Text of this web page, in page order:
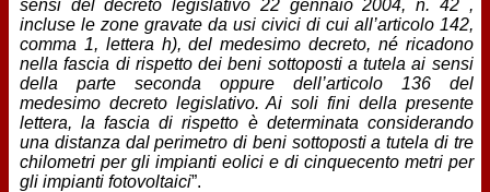
sensi del decreto legislativo 22 gennaio 2004, n. 42 ,
incluse le zone gravate da usi civici di cui all’articolo 142,
comma 1, lettera h), del medesimo decreto, né ricadono
nella fascia di rispetto dei beni sottoposti a tutela ai sensi
della parte seconda oppure dell’articolo 136 del
medesimo decreto legislativo. Ai soli fini della presente
lettera, la fascia di rispetto è determinata considerando
una distanza dal perimetro di beni sottoposti a tutela di tre
chilometri per gli impianti eolici e di cinquecento metri per
gli impianti fotovoltaici”.